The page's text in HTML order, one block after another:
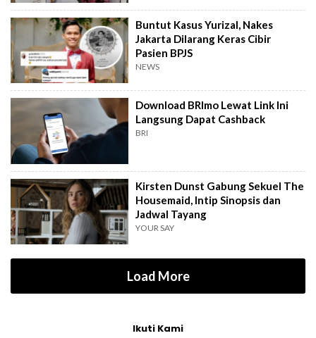
Buntut Kasus Yurizal, Nakes
Jakarta Dilarang Keras Cibir
Pasien BPJS
NEWS
Download BRImo Lewat Link Ini
Langsung Dapat Cashback
BRI
Kirsten Dunst Gabung Sekuel The
Housemaid, Intip Sinopsis dan
Jadwal Tayang
YOUR SAY
Load More
Ikuti Kami